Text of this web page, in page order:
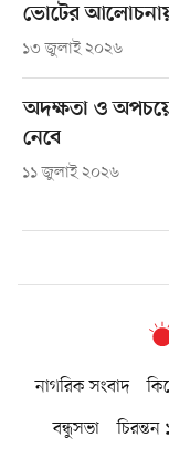
ভোটের
১৩ জুলাই ২০২৬
অদক্ষতা ও
নেবে
১১ জুলাই ২০২৬
নাগরিক সংবাদ
বন্ধুসভা
চিরন্তন